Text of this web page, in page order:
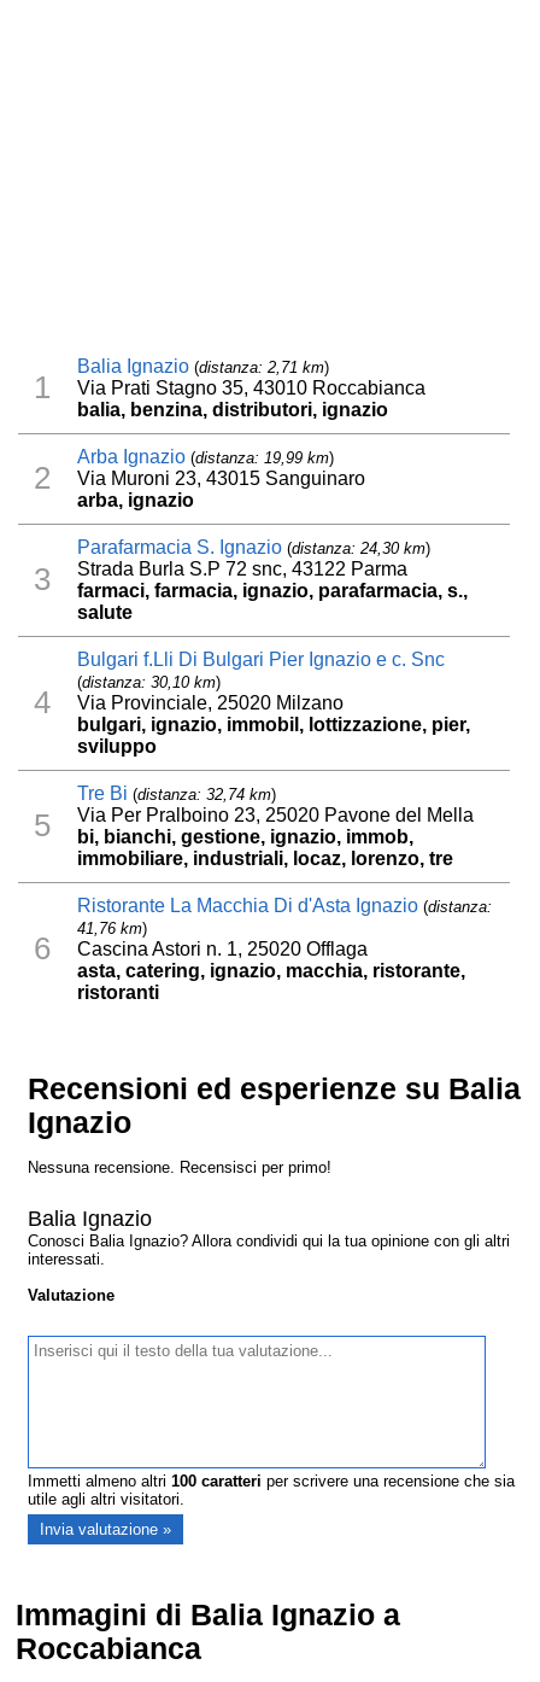
1
Balia Ignazio (distanza: 2,71 km)
Via Prati Stagno 35, 43010 Roccabianca
balia, benzina, distributori, ignazio
2
Arba Ignazio (distanza: 19,99 km)
Via Muroni 23, 43015 Sanguinaro
arba, ignazio
3
Parafarmacia S. Ignazio (distanza: 24,30 km)
Strada Burla S.P 72 snc, 43122 Parma
farmaci, farmacia, ignazio, parafarmacia, s.,
salute
4
Bulgari f.Lli Di Bulgari Pier Ignazio e c. Snc
(distanza: 30,10 km)
Via Provinciale, 25020 Milzano
bulgari, ignazio, immobil, lottizzazione, pier,
sviluppo
5
Tre Bi (distanza: 32,74 km)
Via Per Pralboino 23, 25020 Pavone del Mella
bi, bianchi, gestione, ignazio, immob,
immobiliare, industriali, locaz, lorenzo, tre
6
Ristorante La Macchia Di d'Asta Ignazio (distanza:
41,76 km)
Cascina Astori n. 1, 25020 Offlaga
asta, catering, ignazio, macchia, ristorante,
ristoranti
Recensioni ed esperienze su Balia
Ignazio
Nessuna recensione. Recensisci per primo!
Balia Ignazio
Conosci Balia Ignazio? Allora condividi qui la tua opinione con gli altri
interessati.
Valutazione
Immetti almeno altri100 caratteri per scrivere una recensione che sia
utile agli altri visitatori.
Immagini di Balia Ignazio a
Roccabianca